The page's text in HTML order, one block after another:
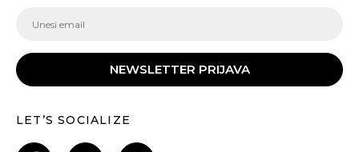
NEWSLETTER PRIJAVA
LET’S SOCIALIZE